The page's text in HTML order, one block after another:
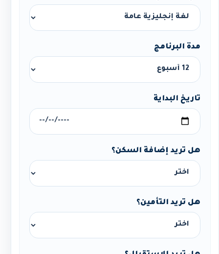
مدة البرنامج
تاريخ البداية
هل تريد إضافة السكن؟
هل تريد التأمين؟